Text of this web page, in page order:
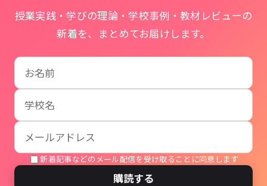
授業実践・学びの理論・学校事例・教材レビューの
新着を、まとめてお届けします。
お名前
学校名
メールアドレス
新着記事などのメール配信を受け取ることに同意します
購読する